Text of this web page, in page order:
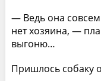
— Ведь она
нет хозяина, —
выгоню…
Пришлось собаку